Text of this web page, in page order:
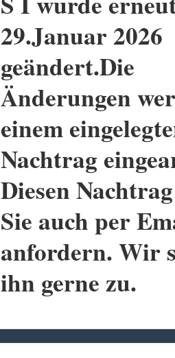
29.Januar 2026
geändert.Die
Änderungen
einem
Nachtrag
Diesen
Sie auch per
anfordern. Wir
ihn gerne zu.